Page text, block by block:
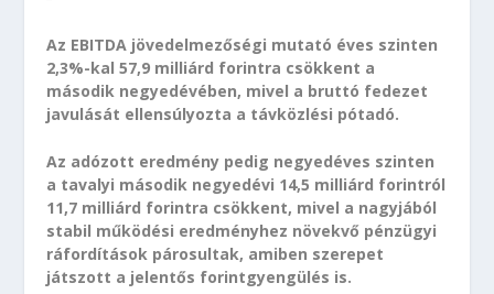
Az EBITDA jövedelmezőségi mutató éves szinten
2,3%-kal 57,9 milliárd forintra csökkent a
második negyedévében, mivel a bruttó fedezet
javulását ellensúlyozta a távközlési pótadó.
Az adózott eredmény pedig negyedéves szinten
a tavalyi második negyedévi 14,5 milliárd forintról
11,7 milliárd forintra csökkent, mivel a nagyjából
stabil működési eredményhez növekvő pénzügyi
ráfordítások párosultak, amiben szerepet
játszott a jelentős forintgyengülés is.